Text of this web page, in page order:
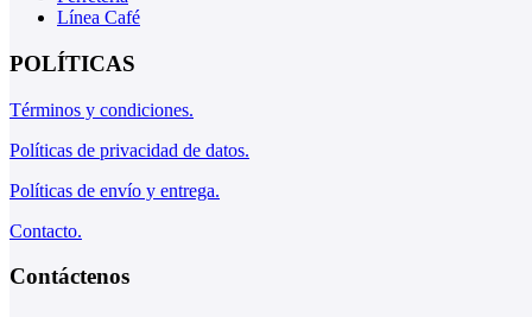
Línea Café
POLÍTICAS
Términos y condiciones.
Políticas de privacidad de datos.
Políticas de envío y entrega.
Contacto.
Contáctenos